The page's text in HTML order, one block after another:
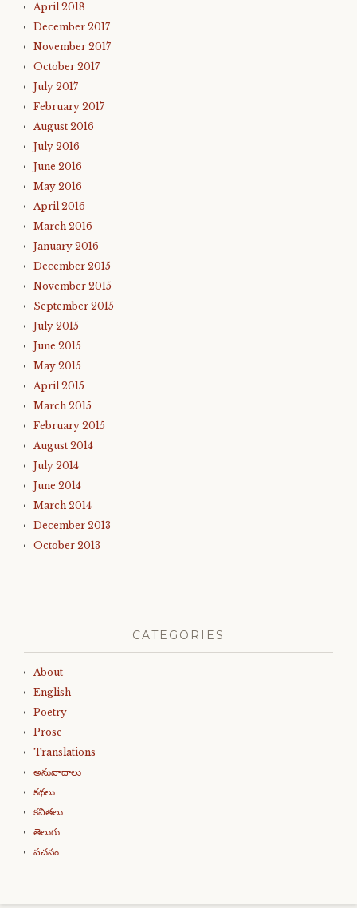
April 2018
December 2017
November 2017
October 2017
July 2017
February 2017
August 2016
July 2016
June 2016
May 2016
April 2016
March 2016
January 2016
December 2015
November 2015
September 2015
July 2015
June 2015
May 2015
April 2015
March 2015
February 2015
August 2014
July 2014
June 2014
March 2014
December 2013
October 2013
CATEGORIES
About
English
Poetry
Prose
Translations
అనువాదాలు
కథలు
కవితలు
తెలుగు
వచనం